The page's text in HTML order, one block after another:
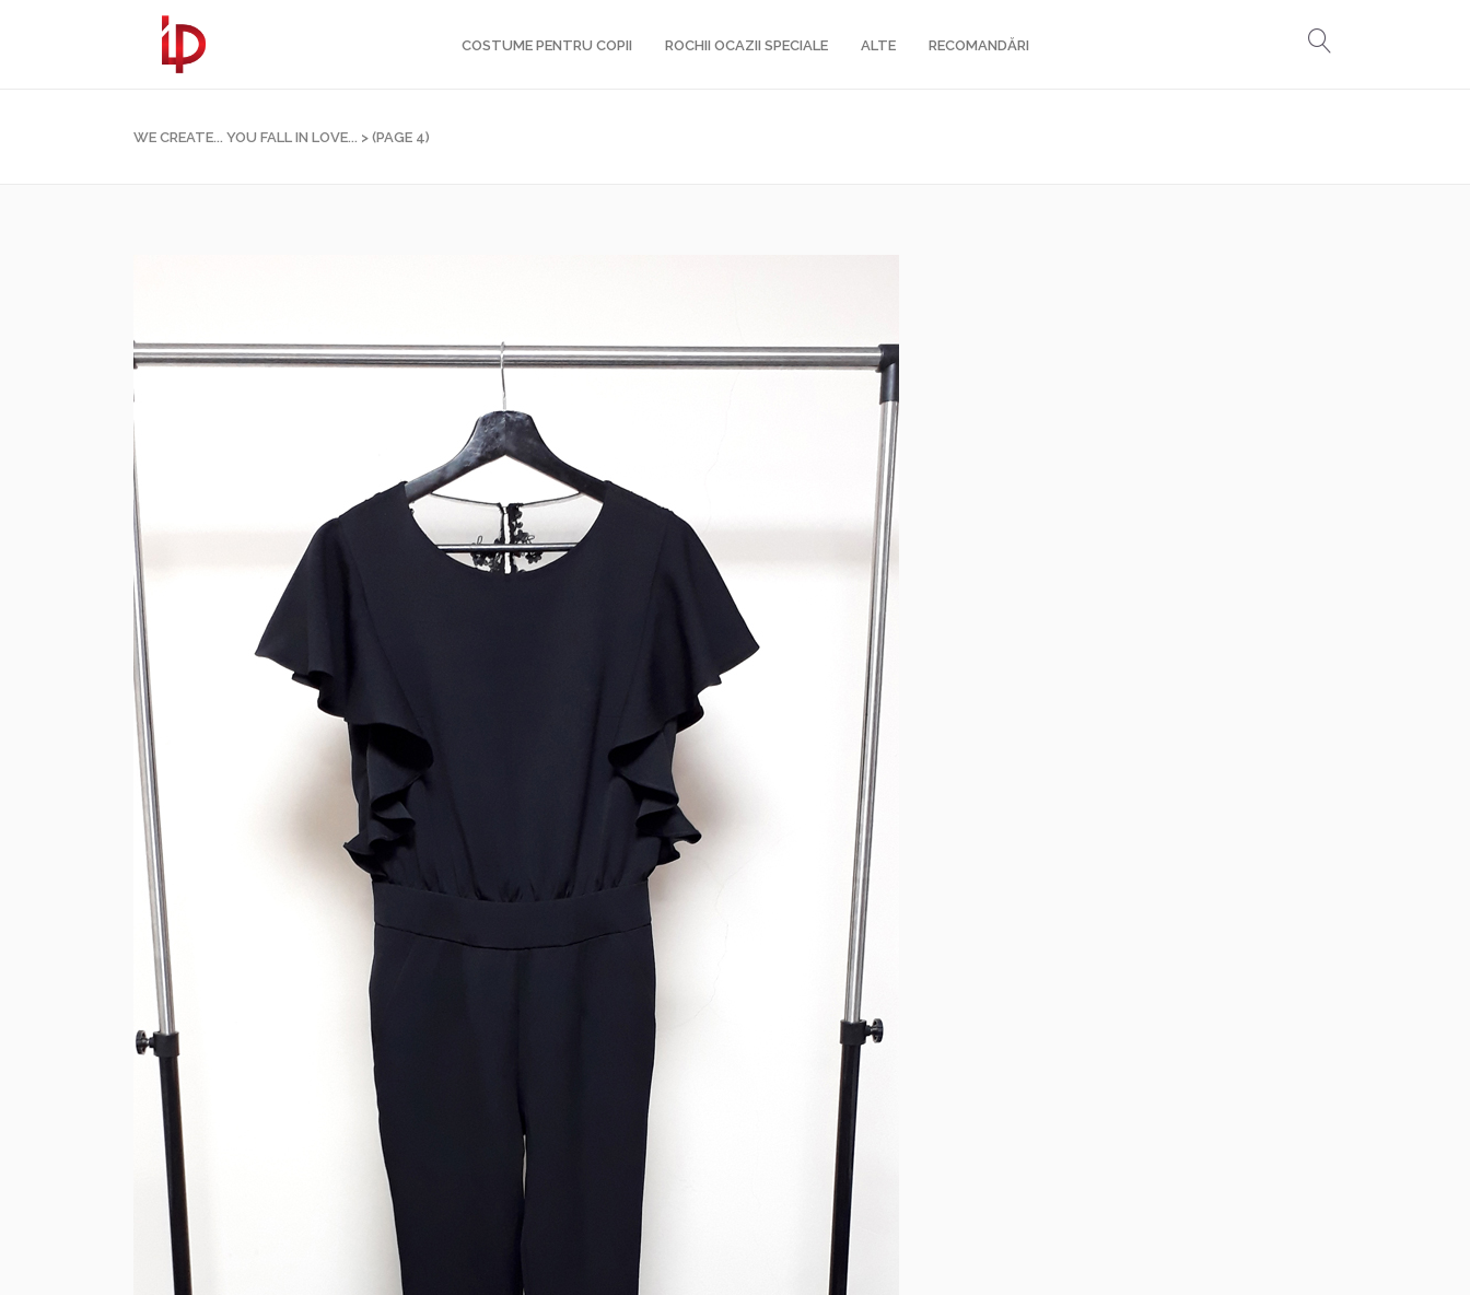
COSTUME PENTRU COPII ROCHII OCAZII SPECIALE ALTE RECOMANDĂRI
WE CREATE... YOU FALL IN LOVE... > (PAGE 4)